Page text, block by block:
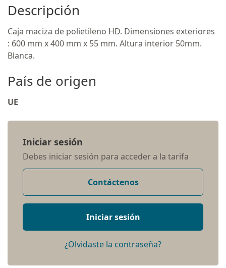
Descripción
Caja maciza de polietileno HD. Dimensiones exteriores
: 600 mm x 400 mm x 55 mm. Altura interior 50mm.
Blanca.
País de origen
UE
Iniciar sesión
Debes iniciar sesión para acceder a la tarifa
Contáctenos
Iniciar sesión
¿Olvidaste la contraseña?